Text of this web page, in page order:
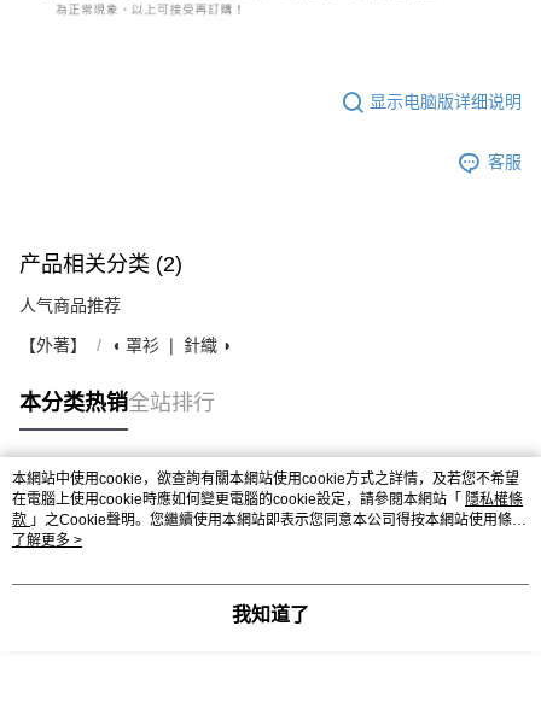
显示电脑版详细说明
客服
产品相关分类 (2)
人气商品推荐
【外著】 ◖ 罩衫 ❘ 針織 ◗
本分类热销全站排行
热门标签
本網站中使用cookie，欲查詢有關本網站使用cookie方式之詳情，及若您不希望
在電腦上使用cookie時應如何變更電腦的cookie設定，請參閱本網站「 隱私權條
款 」之Cookie聲明。您繼續使用本網站即表示您同意本公司得按本網站使用條款
之Cookie聲明使用cookie。
了解更多 >
我知道了